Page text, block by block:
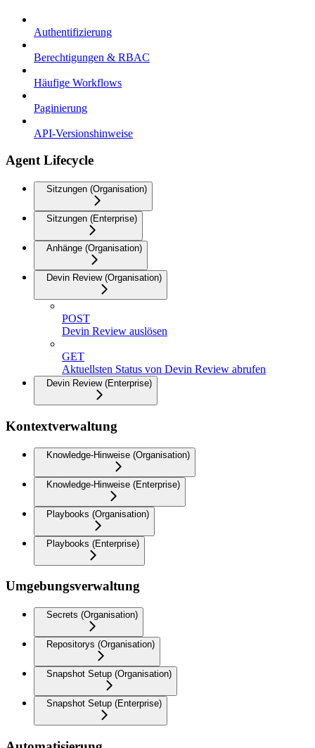
Authentifizierung
Berechtigungen & RBAC
Häufige Workflows
Paginierung
API-Versionshinweise
Agent Lifecycle
Sitzungen (Organisation)
Sitzungen (Enterprise)
Anhänge (Organisation)
Devin Review (Organisation)
POST
Devin Review auslösen
GET
Aktuellsten Status von Devin Review abrufen
Devin Review (Enterprise)
Kontextverwaltung
Knowledge-Hinweise (Organisation)
Knowledge-Hinweise (Enterprise)
Playbooks (Organisation)
Playbooks (Enterprise)
Umgebungsverwaltung
Secrets (Organisation)
Repositorys (Organisation)
Snapshot Setup (Organisation)
Snapshot Setup (Enterprise)